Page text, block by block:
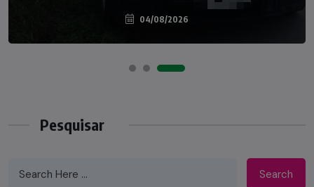
04/08/2026
07/08/2026
Pesquisar
Search